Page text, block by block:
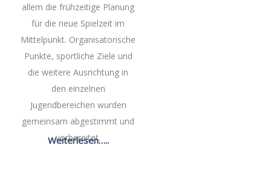
allem die frühzeitige Planung
für die neue Spielzeit im
Mittelpunkt. Organisatorische
Punkte, sportliche Ziele und
die weitere Ausrichtung in
den einzelnen
Jugendbereichen wurden
gemeinsam abgestimmt und
vorbereitet.
Weiterlesen…..